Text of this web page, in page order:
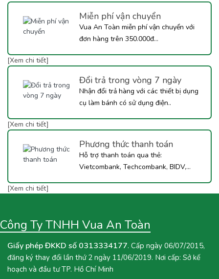
Miễn phí vận chuyển
Vua An Toàn miễn phí vận chuyển với
đơn hàng trên 350.000đ...
[Xem chi tiết]
Đổi trả trong vòng 7 ngày
Nhận đổi trả hàng với các thiết bị dụng
cụ làm bánh có sử dụng điện..
[Xem chi tiết]
Phương thức thanh toán
Hỗ trợ thanh toán qua thẻ:
Vietcombank, Techcombank, BIDV,...
[Xem chi tiết]
Công Ty TNHH Vua An Toàn
Giấy phép ĐKKD số 0313334177. Cấp ngày 06/07/2015,
đăng ký thay đổi lần thứ 2 ngày 11/06/2019. Nơi cấp: Sở kế
hoạch và đầu tư TP. Hồ Chí Minh